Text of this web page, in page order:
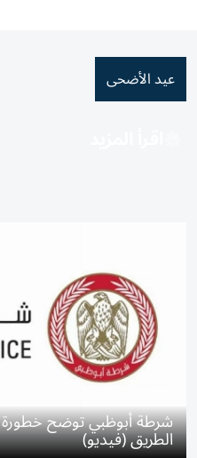
عيد الأضحى
شرطة أبوظبي توضح
الطريق (فيديو)